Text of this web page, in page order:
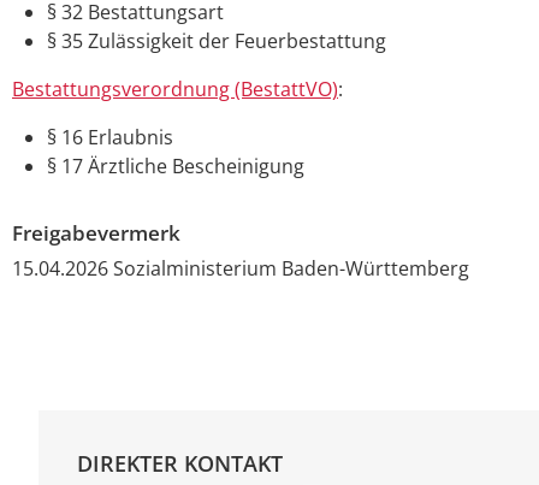
§ 32 Bestattungsart
§ 35 Zulässigkeit der Feuerbestattung
Bestattungsverordnung (BestattVO):
§ 16 Erlaubnis
§ 17 Ärztliche Bescheinigung
Freigabevermerk
15.04.2026 Sozialministerium Baden-Württemberg
DIREKTER KONTAKT